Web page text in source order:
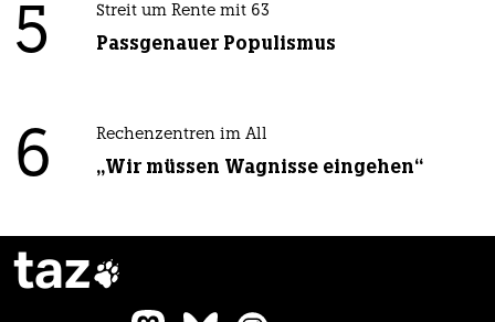
5 Streit um Rente mit 63
Passgenauer Populismus
6 Rechenzentren im All
„Wir müssen Wagnisse eingehen“
taz